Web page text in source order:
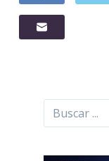
Buscar